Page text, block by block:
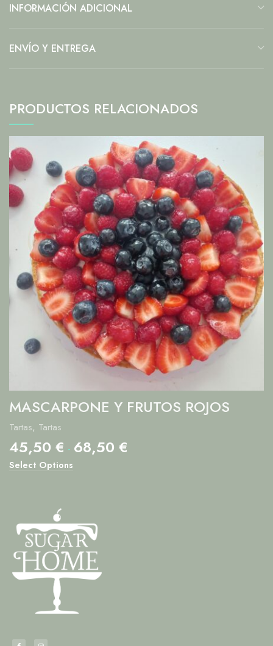
INFORMACIÓN ADICIONAL
ENVÍO Y ENTREGA
PRODUCTOS RELACIONADOS
MASCARPONE Y FRUTOS ROJOS
Tartas, Tartas
45,50 € - 68,50 €
Select Options